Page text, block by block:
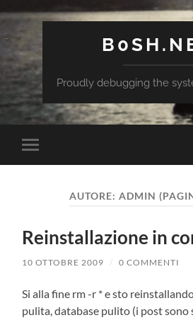
Proudly debugging the
Attiva/disattiva
il
dispositiviAUTORE:ADMIN
Reinstallazione in
10 OTTOBRE 2009 / 0 COMMENTI
Si alla fine rm -r * e sto
pulita, database pulito (i post